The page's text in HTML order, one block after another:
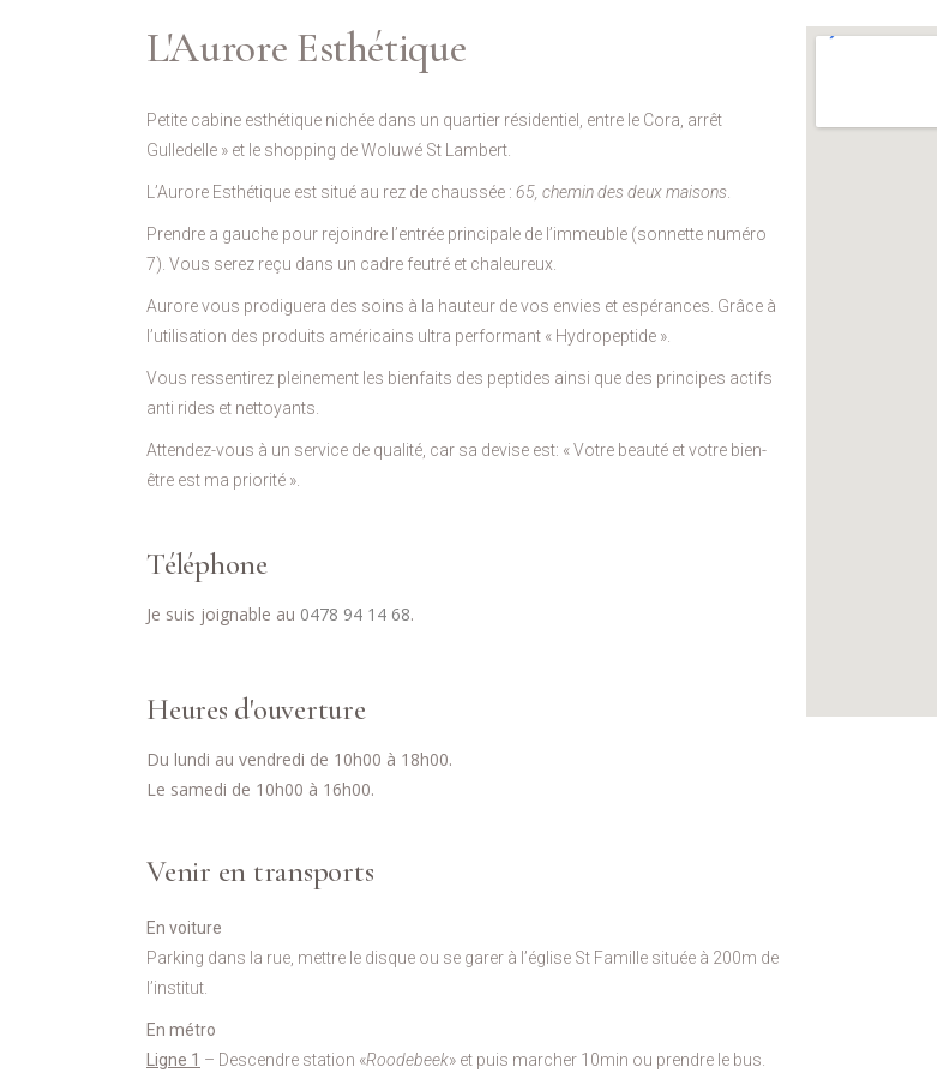
L'Aurore Esthétique
Petite cabine esthétique nichée dans un quartier résidentiel, entre le Cora, arrêt
Gulledelle » et le shopping de Woluwé St Lambert.
L’Aurore Esthétique est situé au rez de chaussée : 65, chemin des deux maisons
Prendre a gauche pour rejoindre l’entrée principale de l’immeuble (sonnette numéro
7). Vous serez reçu dans un cadre feutré et chaleureux.
Aurore vous prodiguera des soins à la hauteur de vos envies et espérances. Grâce à
l’utilisation des produits américains ultra performant « Hydropeptide ».
Vous ressentirez pleinement les bienfaits des peptides ainsi que des principes actifs
anti rides et nettoyants.
Attendez-vous à un service de qualité, car sa devise est: « Votre beauté et votre bien-
être est ma priorité ».
Téléphone
Je suis joignable au 0478 94 14 68.
Heures d'ouverture
Du lundi au vendredi de 10h00 à 18h00.
Le samedi de 10h00 à 16h00.
Venir en transports
En voiture
Parking dans la rue, mettre le disque ou se garer à l’église St Famille située à 200m de
l’institut.
En métro
Ligne 1 – Descendre station «Roodebeek» et puis marcher 10min ou prendre le bus.